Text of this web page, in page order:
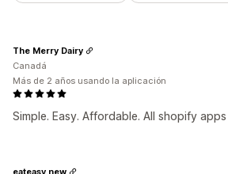
Simple. Easy. Affordable. All shopify
The Merry Dairy
Canadá
Más de 2 años usando la aplicación
eateasy new